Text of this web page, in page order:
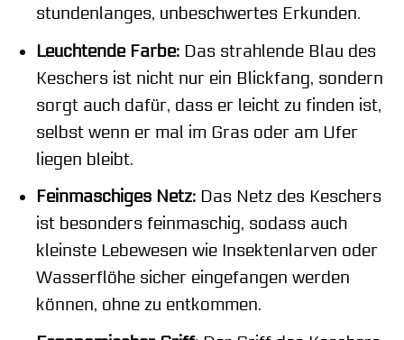
stundenlanges, unbeschwertes Erkunden.
Leuchtende Farbe:Das strahlende Blau des
Keschers ist nicht nur ein Blickfang, sondern
sorgt auch dafür, dass er leicht zu finden ist,
selbst wenn er mal im Gras oder am Ufer
liegen bleibt.
Feinmaschiges Netz:Das Netz des Keschers
ist besonders feinmaschig, sodass auch
kleinste Lebewesen wie Insektenlarven oder
Wasserflöhe sicher eingefangen werden
können, ohne zu entkommen.